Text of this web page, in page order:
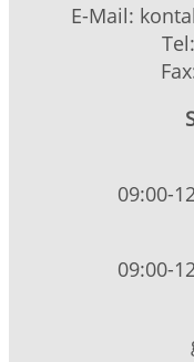
E-Mail:
09:00-
09:00-